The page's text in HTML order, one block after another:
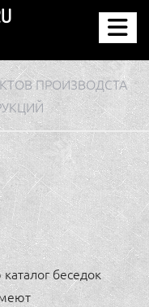
ПРОИЗВОДСТА
беседок